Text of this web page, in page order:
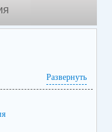
Развернуть